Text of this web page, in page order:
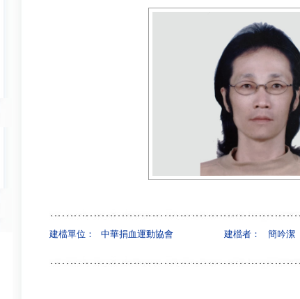
建檔單位： 中華捐血運動協會 建檔者： 簡吟潔